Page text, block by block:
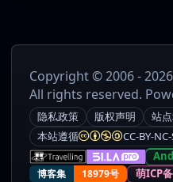
Copyright © 2006 -
All rights reserved.
隐私政策 版权声明 站
本站遵循
CC-BY-
博客集 18979号 萌ICP